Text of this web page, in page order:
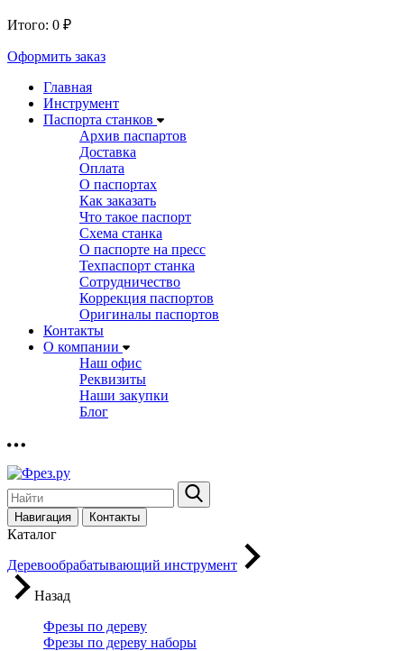
Итого: 0 ₽
Оформить заказ
Главная
Инструмент
Паспорта станков
Архив паспартов
Доставка
Оплата
О паспортах
Как заказать
Что такое паспорт
Схема станка
О паспорте на пресс
Техпаспорт станка
Сотрудничество
Коррекция паспортов
Оригиналы паспортов
Контакты
О компании
Наш офис
Реквизиты
Наши закупки
Блог
Навигация Контакты
Каталог
Деревообрабатывающий инструмент
Назад
Фрезы по дереву
Фрезы по дереву наборы